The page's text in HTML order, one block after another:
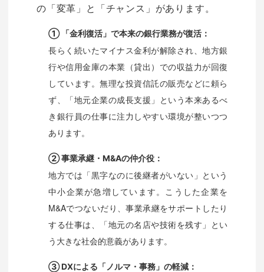
の「変革」と「チャンス」があります。
① 「金利復活」で本来の銀行業務が復活：
長らく続いたマイナス金利が解除され、地方銀
行や信用金庫の本業（貸出）での収益力が回復
しています。無理な投資信託の販売などに頼ら
ず、「地元企業の成長支援」という本来あるべ
き銀行員の仕事に注力しやすい環境が整いつつ
あります。
② 事業承継・M&Aの仲介役：
地方では「黒字なのに後継者がいない」という
中小企業が急増しています。こうした企業を
M&Aでつないだり、事業承継をサポートしたり
する仕事は、「地元の名店や技術を残す」とい
う大きな社会的意義があります。
③ DXによる「ノルマ・事務」の軽減：